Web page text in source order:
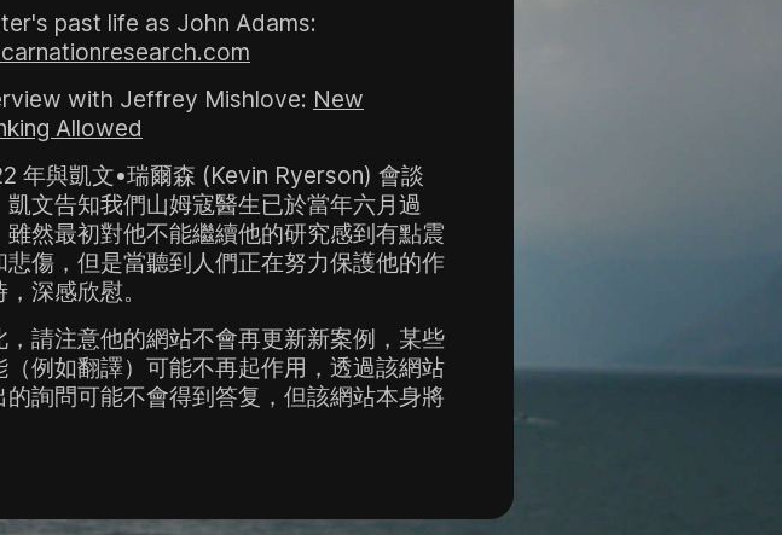
past life as John Adams:
with Jeffrey Mishlove: New
Allowed
年與凱文•瑞爾森 (Kevin Ryerson) 會談
凱文告知我們山姆寇醫生已於當年六月過
雖然最初對他不能繼續他的研究感到有點震
悲傷，但是當聽到人們正在努力保護他的作
，深感欣慰。
，請注意他的網站不會再更新新案例，某些
（例如翻譯）可能不再起作用，透過該網站
的詢問可能不會得到答复，但該網站本身將